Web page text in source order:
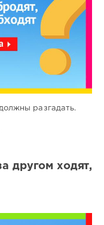
разгадать.
другом ходят,